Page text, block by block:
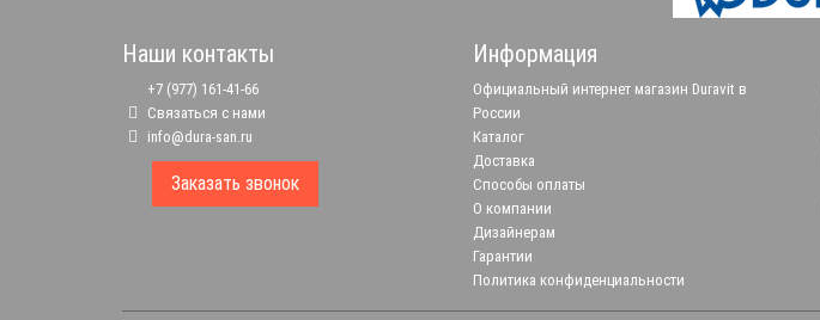
Наши контакты
+7 (977) 161-41-66
Связаться с нами
info@dura-san.ru
Заказать звонок
Информация
Официальный интернет магазин Duravit в
России
Каталог
Доставка
Способы оплаты
О компании
Дизайнерам
Гарантии
Политика конфиденциальности